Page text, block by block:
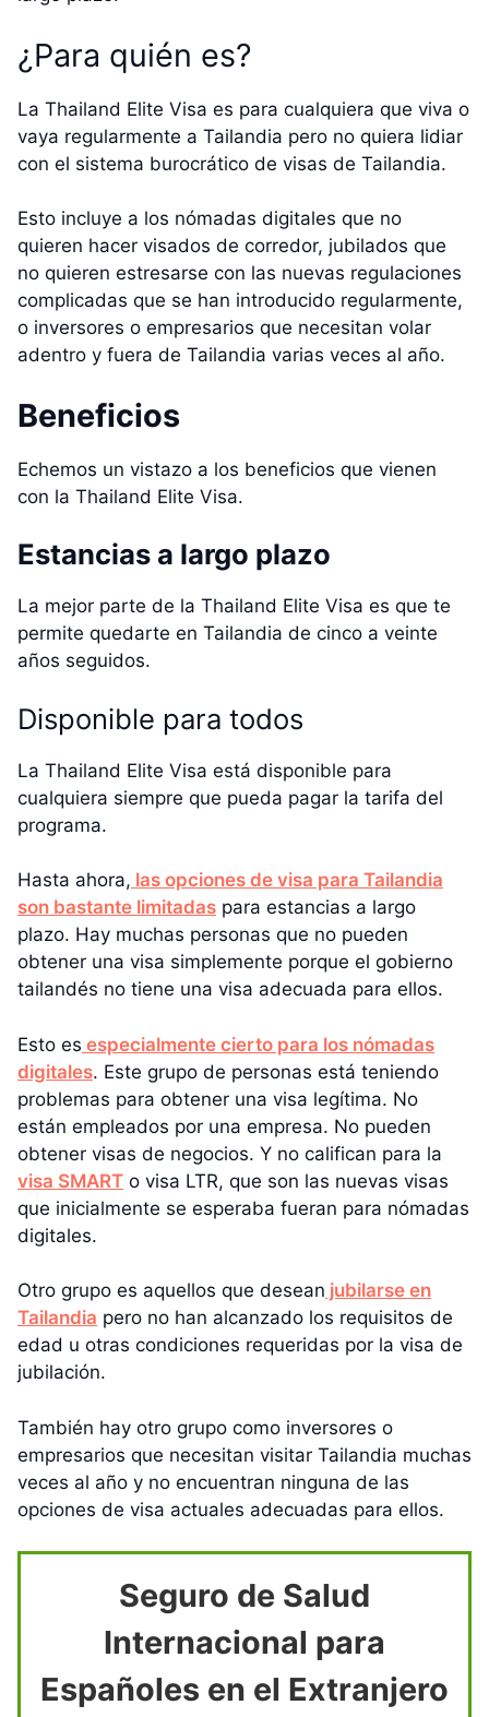
¿Para quién es?
La Thailand Elite Visa es para cualquiera que viva o
vaya regularmente a Tailandia pero no quiera lidiar
con el sistema burocrático de visas de Tailandia.
Esto incluye a los nómadas digitales que no
quieren hacer visados de corredor, jubilados que
no quieren estresarse con las nuevas regulaciones
complicadas que se han introducido regularmente,
o inversores o empresarios que necesitan volar
adentro y fuera de Tailandia varias veces al año.
Beneficios
Echemos un vistazo a los beneficios que vienen
con la Thailand Elite Visa.
Estancias a largo plazo
La mejor parte de la Thailand Elite Visa es que te
permite quedarte en Tailandia de cinco a veinte
años seguidos.
Disponible para todos
La Thailand Elite Visa está disponible para
cualquiera siempre que pueda pagar la tarifa del
programa.
Hasta ahora, las opciones de visa para Tailandia
son bastante limitadas para estancias a largo
plazo. Hay muchas personas que no pueden
obtener una visa simplemente porque el gobierno
tailandés no tiene una visa adecuada para ellos.
Esto es especialmente cierto para los nómadas
digitales. Este grupo de personas está teniendo
problemas para obtener una visa legítima. No
están empleados por una empresa. No pueden
obtener visas de negocios. Y no califican para la
visa SMART o visa LTR, que son las nuevas visas
que inicialmente se esperaba fueran para nómadas
digitales.
Otro grupo es aquellos que desean jubilarse en
Tailandia pero no han alcanzado los requisitos de
edad u otras condiciones requeridas por la visa de
jubilación.
También hay otro grupo como inversores o
empresarios que necesitan visitar Tailandia muchas
veces al año y no encuentran ninguna de las
opciones de visa actuales adecuadas para ellos.
Seguro de Salud
Internacional para
Españoles en el Extranjero